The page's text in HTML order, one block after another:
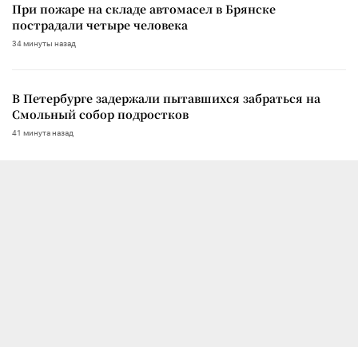
При пожаре на складе автомасел в Брянске
пострадали четыре человека
34 минуты назад
В Петербурге задержали пытавшихся забраться на
Смольный собор подростков
41 минута назад